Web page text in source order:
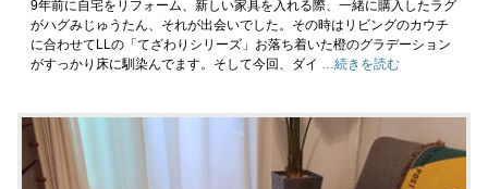
9年前に自宅をリフォーム、新しい家具を入れる際、一緒に購入したラグ
がハグみじゅうたん、それが出会いでした。その時はリビングのカウチ
に合わせてLLの「てざわりシリーズ」お落ち着いた橙のグラデーション
がすっかり床に馴染んでます。そして今回、ダイ …続きを読む